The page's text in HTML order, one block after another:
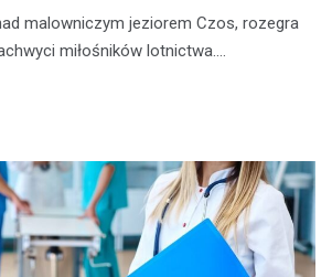
malowniczym jeziorem Czos, rozegra
miłośników lotnictwa.…